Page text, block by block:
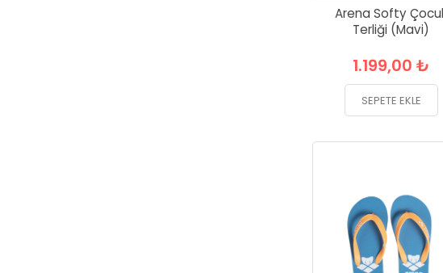
Arena Softy
Terliği (Mavi)
1.199,00 ₺
SEPETE EKLE